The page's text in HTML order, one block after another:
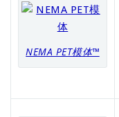
NEMA PET模体™